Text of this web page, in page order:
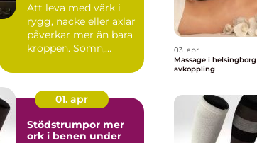
Att leva med värk i
rygg, nacke eller axlar
påverkar mer än bara
kroppen. Sömn,
varda...
01. apr
Stödstrumpor mer
ork i benen under
03. apr
Massage i helsingborg mer än bara
avkoppling